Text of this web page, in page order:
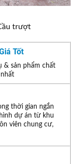
trượt
Tốt
& sản phẩm chất
thời gian ngắn
dự án từ khu
viên chung cư,